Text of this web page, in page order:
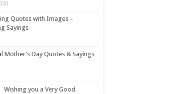
Quotes with Images –
Sayings
Mother’s Day Quotes & Sayings
Wishing you a Very Good